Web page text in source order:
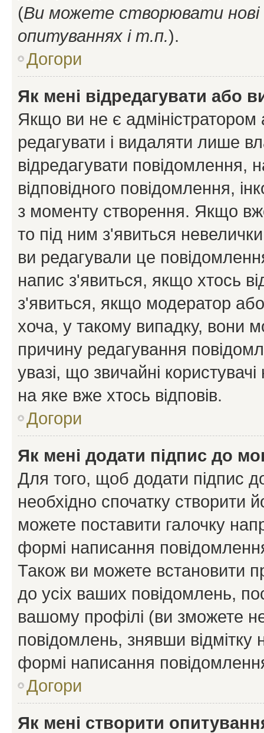
(Ви можете створювати
опитуваннях і т.п.).
Догори
Як мені відредагувати або
Якщо ви не є
редагувати і видаляти лише
відредагувати повідомлення,
відповідного повідомлення,
з моменту створення. Якщо
то під ним з'явиться
ви редагували це
напис з'явиться, якщо хтось
з'явиться, якщо модератор
хоча, у такому випадку, вони
причину редагування
увазі, що звичайні
на яке вже хтось відповів.
Догори
Як мені додати підпис до
Для того, щоб додати підпис
необхідно спочатку створити
можете поставити галочку
формі написання
Також ви можете встановити
до усіх ваших повідомлень,
вашому профілі (ви зможете
повідомлень, знявши відмітку
формі написання
Догори
Як мені створити